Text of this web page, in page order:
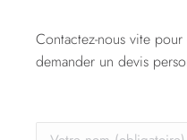
Contactez-nous vite
demander un devis